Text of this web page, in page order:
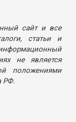
сайт и все
статьи и
не является
положениями
РФ.